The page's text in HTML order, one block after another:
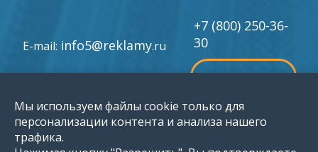
E-mail: info5@reklamy.ru
обратный звонок
+7 (800) 250-36-
30
© 1996-2026 Группа компаний «Мир рекламы»
Мы используем файлы cookie только для
персонализации контента и анализа нашего
трафика.